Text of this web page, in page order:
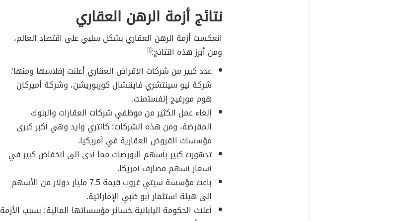
نتائج أزمة الرهن العقاري
انعكست أزمة الرهن العقاري بشكل سلبي على اقتصاد العالم،
ومن أبرز هذه النتائج:[١]
عدد كبير من شركات الإقراض العقاري أعلنت إفلاسها ومنها؛
شركة نيو سينتشري فايننشال كوربوريشن، وشركة أميركان
هوم مورغيج إنفستمنت.
إلغاء عمل الكثير من موظفي شركات العقارات والبنوك
المقرضة، ومن هذه الشركات؛ كانتري وايد وهي أكبر كبرى
مؤسسات القروض العقارية في أمريكيا.
تدهورت كبير بأسهم البورصات مما أدى إلى انخفاض كبير في
أسعار أسهم مصارف أمريكا.
باعت مؤسسة سيتي غروب قيمة 7.5 مليار دولار من الأسهم
إلى هيئة استثمار أبو ظبي الإماراتية.
أعلنت الحكومة اليابانية خسائر مؤسساتها المالية؛ بسبب الأزمة